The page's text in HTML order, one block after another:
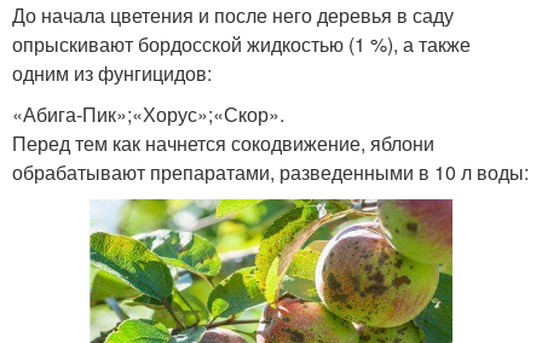
До начала цветения и после него деревья в саду
опрыскивают бордосской жидкостью (1 %), а также
одним из фунгицидов:
«Абига-Пик»;«Хорус»;«Скор».
Перед тем как начнется сокодвижение, яблони
обрабатывают препаратами, разведенными в 10 л воды: